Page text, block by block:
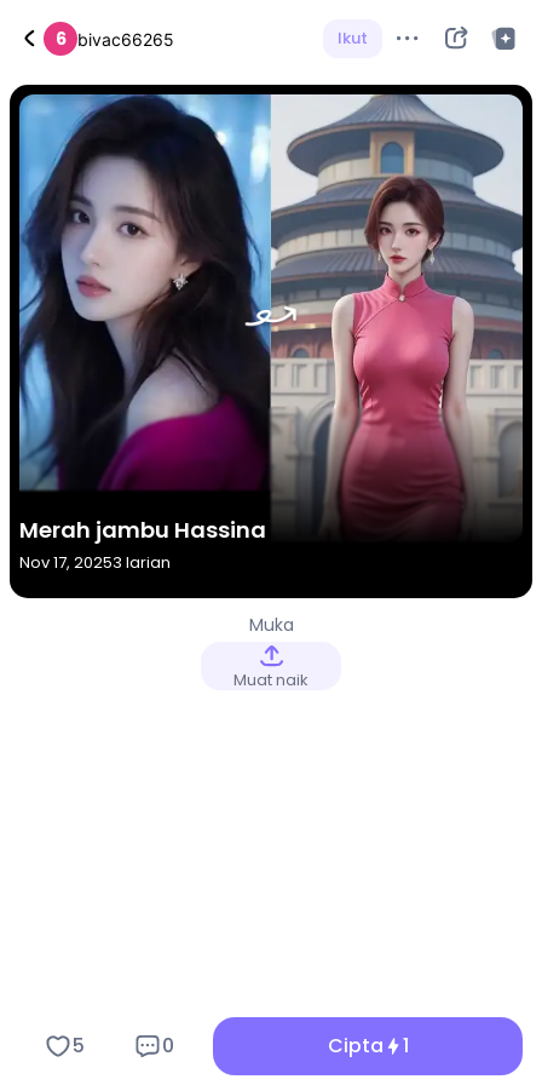
6 bivac66265 Ikut
Merah jambu Hassina
Nov 17, 20253 larian
Muka
Muat naik
5 0 Cipta 1